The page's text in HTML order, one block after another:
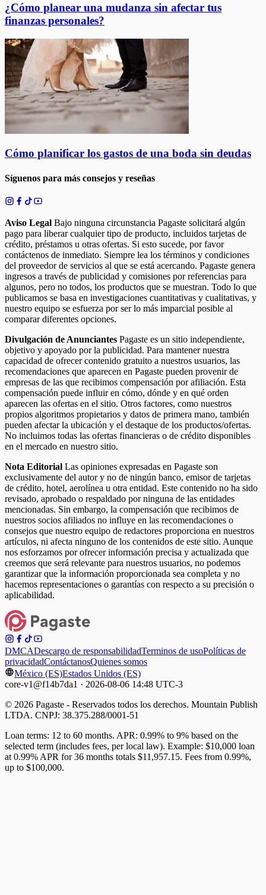
¿Cómo planear una mudanza sin afectar tus
finanzas personales?
Cómo planificar los gastos de una boda sin deudas
Síguenos para más consejos y reseñas
Aviso Legal Bajo ninguna circunstancia Pagaste solicitará algún
pago para liberar cualquier tipo de producto, incluidos tarjetas de
crédito, préstamos u otras ofertas. Si esto sucede, por favor
contáctenos de inmediato. Siempre lea los términos y condiciones
del proveedor de servicios al que se está acercando. Pagaste genera
ingresos a través de publicidad y comisiones por referencias para
algunos, pero no todos, los productos que se muestran. Todo lo que
publicamos se basa en investigaciones cuantitativas y cualitativas, y
nuestro equipo se esfuerza por ser lo más imparcial posible al
comparar diferentes opciones.
Divulgación de Anunciantes Pagaste es un sitio independiente,
objetivo y apoyado por la publicidad. Para mantener nuestra
capacidad de ofrecer contenido gratuito a nuestros usuarios, las
recomendaciones que aparecen en Pagaste pueden provenir de
empresas de las que recibimos compensación por afiliación. Esta
compensación puede influir en cómo, dónde y en qué orden
aparecen las ofertas en el sitio. Otros factores, como nuestros
propios algoritmos propietarios y datos de primera mano, también
pueden afectar la ubicación y el destaque de los productos/ofertas.
No incluimos todas las ofertas financieras o de crédito disponibles
en el mercado en nuestro sitio.
Nota Editorial Las opiniones expresadas en Pagaste son
exclusivamente del autor y no de ningún banco, emisor de tarjetas
de crédito, hotel, aerolínea u otra entidad. Este contenido no ha sido
revisado, aprobado o respaldado por ninguna de las entidades
mencionadas. Sin embargo, la compensación que recibimos de
nuestros socios afiliados no influye en las recomendaciones o
consejos que nuestro equipo de redactores proporciona en nuestros
artículos, ni afecta ninguno de los contenidos de este sitio. Aunque
nos esforzamos por ofrecer información precisa y actualizada que
creemos que será relevante para nuestros usuarios, no podemos
garantizar que la información proporcionada sea completa y no
hacemos representaciones o garantías con respecto a su precisión o
aplicabilidad.
DMCADescargo de responsabilidadTerminos de usoPolíticas de
privacidadContáctanosQuienes somos
México (ES)Estados Unidos (ES)
core-v1@f14b7da1 · 2026-08-06 14:48 UTC-3
© 2026 Pagaste - Reservados todos los derechos. Mountain Publish
LTDA. CNPJ: 38.375.288/0001-51
Loan terms: 12 to 60 months. APR: 0.99% to 9% based on the
selected term (includes fees, per local law). Example: $10,000 loan
at 0.99% APR for 36 months totals $11,957.15. Fees from 0.99%,
up to $100,000.